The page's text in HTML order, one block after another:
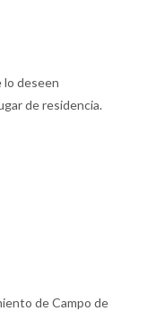
deseen
de residencia.
de Campo de